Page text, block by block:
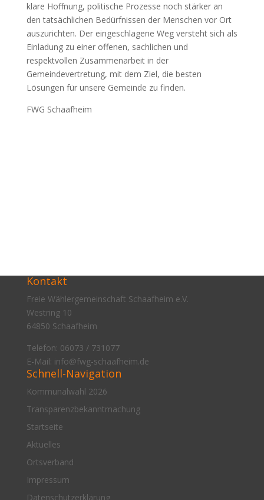
klare Hoffnung, politische Prozesse noch stärker an
den tatsächlichen Bedürfnissen der Menschen vor Ort
auszurichten. Der eingeschlagene Weg versteht sich als
Einladung zu einer offenen, sachlichen und
respektvollen Zusammenarbeit in der
Gemeindevertretung, mit dem Ziel, die besten
Lösungen für unsere Gemeinde zu finden.
FWG Schaafheim
Kontakt
Freie Wählergemeinschaft Schaafheim e.V.
Westring 10
64850 Schaafheim
Telefon: 06073 / 731077
E-Mail: info@fwg-schaafheim.de
Schnell-Navigation
Kommunalwahl 2026
Transparenzbekanntmachung
Startseite
Aktuelles
Ortsverband
Impressum
Datenschutzerklärung